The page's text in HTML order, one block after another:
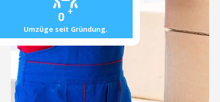
0 +
Umzüge seit Gründung.